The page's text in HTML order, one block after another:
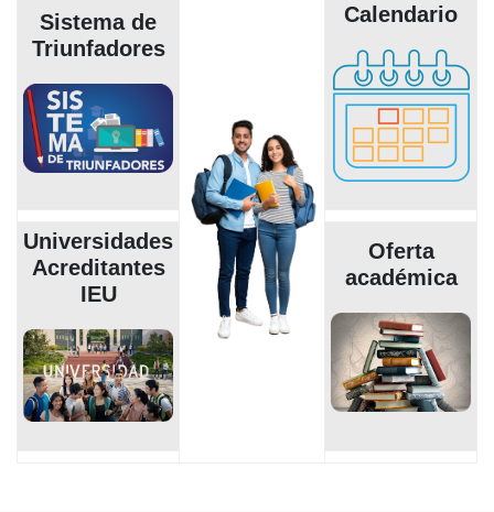
Sistema de
Triunfadores
Calendario
Universidades
Acreditantes
IEU
Oferta
académica